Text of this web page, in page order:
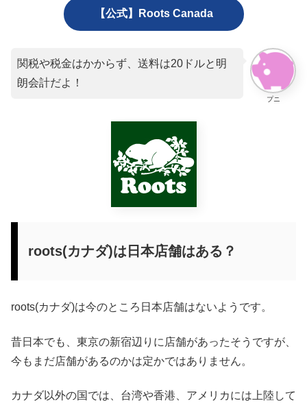
【公式】Roots Canada
プニ
関税や税金はかからず、送料は20ドルと明
朗会計だよ！
roots(カナダ)は日本店舗はある？
roots(カナダ)は今のところ日本店舗はないようです。
昔日本でも、東京の新宿辺りに店舗があったそうですが、
今もまだ店舗があるのかは定かではありません。
カナダ以外の国では、台湾や香港、アメリカには上陸して